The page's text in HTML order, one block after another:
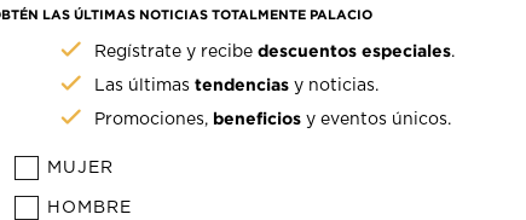
LAS ÚLTIMAS NOTICIAS TOTALMENTE PALACIO
Regístrate y recibedescuentos especiales.
Las últimastendencias y noticias.
Promociones, beneficios y eventos únicos.
MUJER
HOMBRE